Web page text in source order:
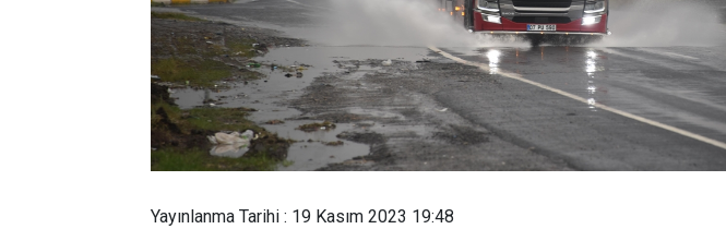
Yayınlanma Tarihi : 19 Kasım 2023 19:48